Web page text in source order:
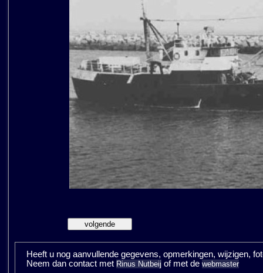
Heeft u nog aanvullende gegevens, opmerkingen, wijzigen,
Neem dan contact met Rinus Nutbeij of met de webmaster